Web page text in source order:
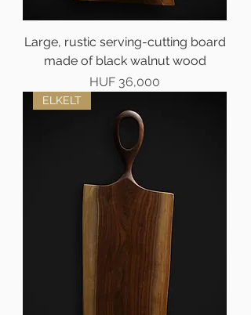
Large, rustic serving-cutting board
made of black walnut wood
Price
HUF 36,000
ELKELT